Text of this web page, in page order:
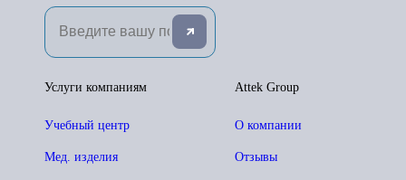
Attek Group
О компании
Отзывы
Услуги компаниям
Учебный центр
Мед. изделия